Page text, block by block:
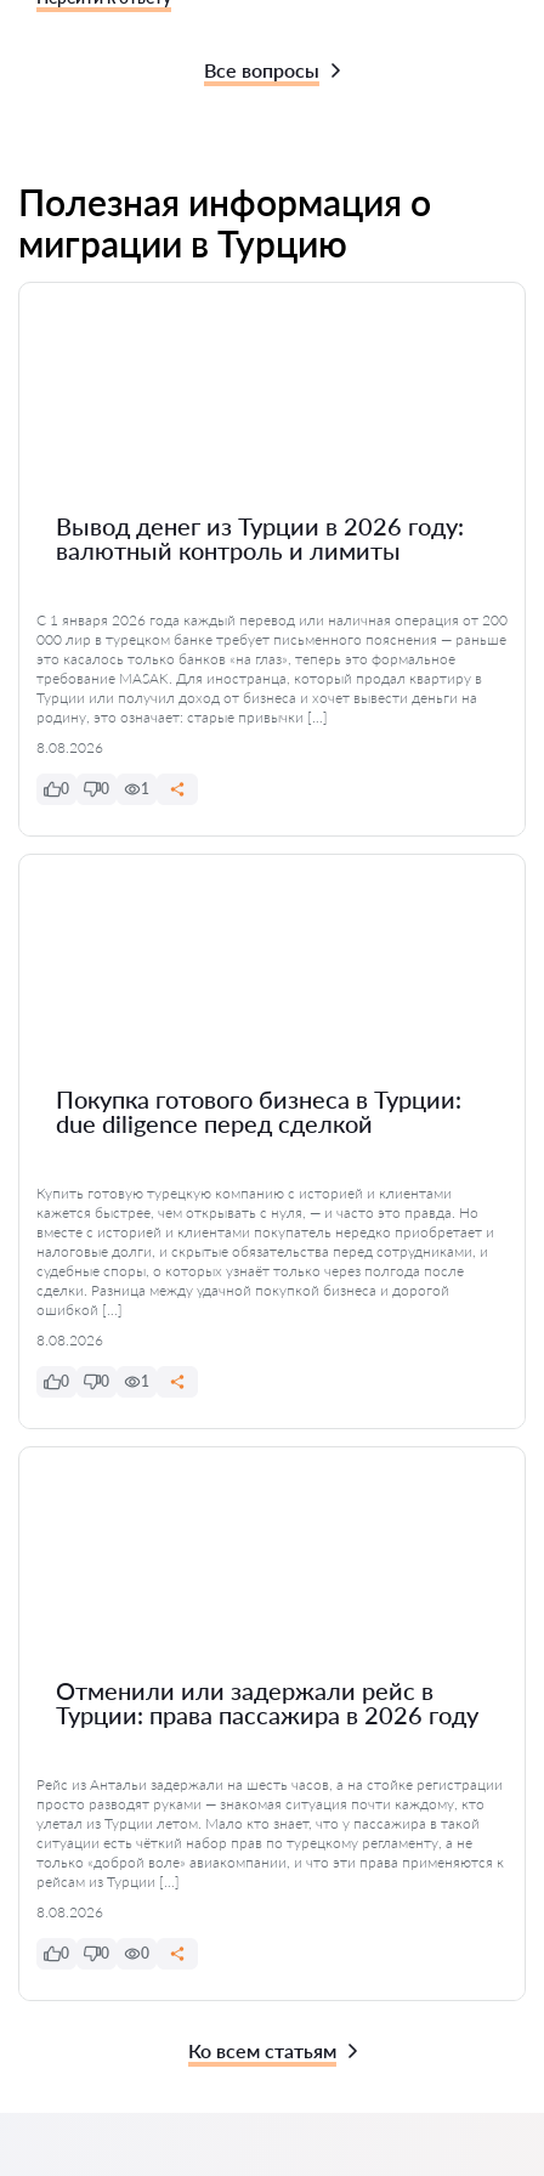
Все вопросы
Полезная информация о
миграции в Турцию
Вывод денег из Турции в 2026 году:
валютный контроль и лимиты
С 1 января 2026 года каждый перевод или наличная операция от 200
000 лир в турецком банке требует письменного пояснения — раньше
это касалось только банков «на глаз», теперь это формальное
требование MASAK. Для иностранца, который продал квартиру в
Турции или получил доход от бизнеса и хочет вывести деньги на
родину, это означает: старые привычки […]
8.08.2026
0 0 1
Покупка готового бизнеса в Турции:
due diligence перед сделкой
Купить готовую турецкую компанию с историей и клиентами
кажется быстрее, чем открывать с нуля, — и часто это правда. Но
вместе с историей и клиентами покупатель нередко приобретает и
налоговые долги, и скрытые обязательства перед сотрудниками, и
судебные споры, о которых узнаёт только через полгода после
сделки. Разница между удачной покупкой бизнеса и дорогой
ошибкой […]
8.08.2026
0 0 1
Отменили или задержали рейс в
Турции: права пассажира в 2026 году
Рейс из Антальи задержали на шесть часов, а на стойке регистрации
просто разводят руками — знакомая ситуация почти каждому, кто
улетал из Турции летом. Мало кто знает, что у пассажира в такой
ситуации есть чёткий набор прав по турецкому регламенту, а не
только «доброй воле» авиакомпании, и что эти права применяются к
рейсам из Турции […]
8.08.2026
0 0 0
Ко всем статьям